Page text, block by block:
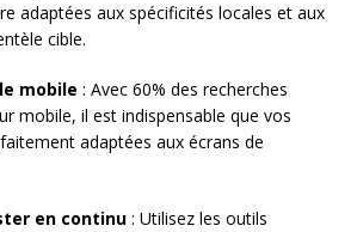
adaptées aux spécificités locales et aux
cible.
mobile : Avec 60% des recherches
mobile, il est indispensable que vos
adaptées aux écrans de
en continu : Utilisez les outils